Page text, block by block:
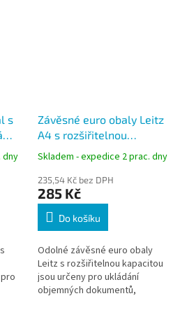
s
dny
Závěsné euro obaly Leitz
A4 s rozšiřitelnou
kapacitou, zesílená
perforace, 170 mic, 3 ks
Skladem - expedice 2 prac. dny
235,54 Kč bez DPH
285 Kč
Do košíku
Odolné závěsné euro obaly
Leitz s rozšiřitelnou kapacitou
jsou určeny pro ukládání
objemných dokumentů,